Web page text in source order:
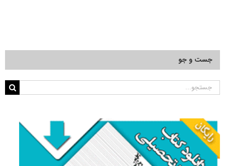
جست و جو
جستجو